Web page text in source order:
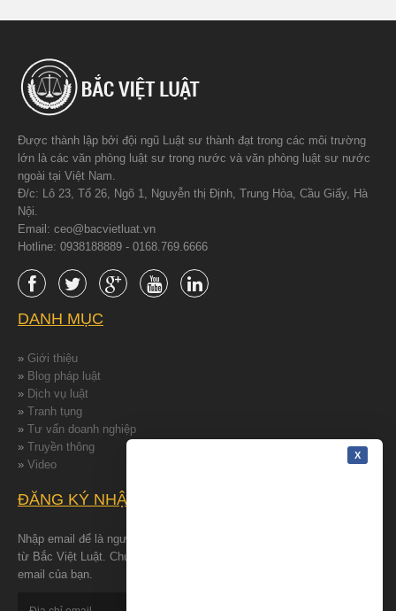
Được thành lập bởi đội ngũ Luật sư thành đạt trong các môi trường
lớn là các văn phòng luật sư trong nước và văn phòng luật sư nước
ngoài tại Việt Nam.
Đ/c: Lô 23, Tổ 26, Ngõ 1, Nguyễn thị Định, Trung Hòa, Cầu Giấy, Hà
Nội.
Email: ceo@bacvietluat.vn
Hotline: 0938188889 - 0168.769.6666
DANH MỤC
» Giới thiệu
» Blog pháp luật
» Dịch vụ luật
» Tranh tụng
» Tư vấn doanh nghiệp
» Truyền thông
» Video
ĐĂNG KÝ NHẬN TIN
Nhập email để là người đâu tiên nhận được những tin tức mới nhất
từ Bắc Việt Luật. Chúng tôi cam kết bảo đảm quyền riêng tư cho
email của bạn.